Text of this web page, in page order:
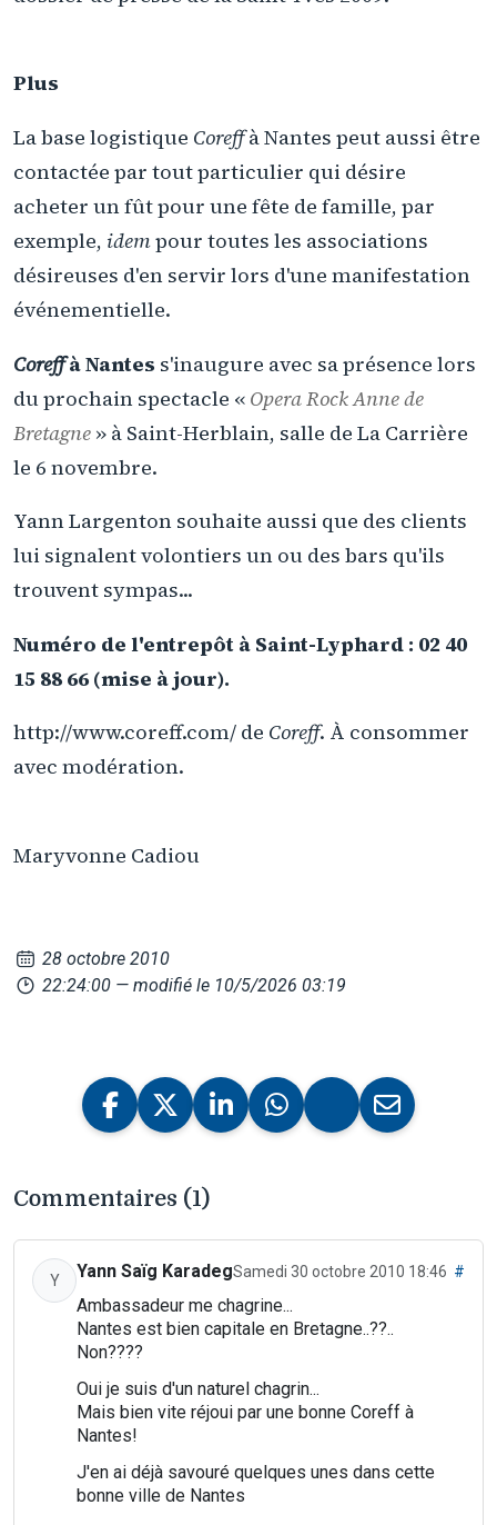
Plus
La base logistique Coreffà Nantes peut aussi être
contactée par tout particulier qui désire
acheter un fût pour une fête de famille, par
exemple, idempour toutes les associations
désireuses d'en servir lors d'une manifestation
événementielle.
Coreffà Nantes s'inaugure avec sa présence lors
du prochain spectacle « Opera Rock Anne de
Bretagne » à Saint-Herblain, salle de La Carrière
le 6 novembre.
Yann Largenton souhaite aussi que des clients
lui signalent volontiers un ou des bars qu'ils
trouvent sympas...
Numéro de l'entrepôt à Saint-Lyphard : 02 40
15 88 66 (mise à jour).
http://www.coreff.com/ de Coreff. À consommer
avec modération.
Maryvonne Cadiou
28 octobre 2010
22:24:00 — modifié le 10/5/2026 03:19
Commentaires (1)
Y Yann Saïg KaradegSamedi 30 octobre 2010 18:46 #
Ambassadeur me chagrine...
Nantes est bien capitale en Bretagne..??..
Non????
Oui je suis d'un naturel chagrin...
Mais bien vite réjoui par une bonne Coreff à
Nantes!
J'en ai déjà savouré quelques unes dans cette
bonne ville de Nantes